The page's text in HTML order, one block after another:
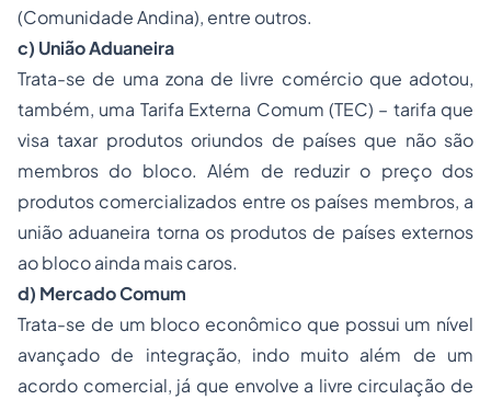
(Comunidade Andina), entre outros.
c) União Aduaneira
Trata-se de uma zona de livre comércio que adotou,
também, uma Tarifa Externa Comum (TEC) – tarifa que
visa taxar produtos oriundos de países que não são
membros do bloco. Além de reduzir o preço dos
produtos comercializados entre os países membros, a
união aduaneira torna os produtos de países externos
ao bloco ainda mais caros.
d) Mercado Comum
Trata-se de um bloco econômico que possui um nível
avançado de integração, indo muito além de um
acordo comercial, já que envolve a livre circulação de